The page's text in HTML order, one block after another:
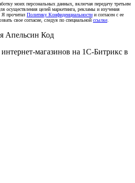
моих персональных данных, включая передачу третьим
осуществления целей маркетинга, рекламы и изучения
Я прочитал Политику Конфиденциальности и согласен с ее
свое согласие, следуя по специальной ссылке
Апельсин Код
магазинов на 1С-Битрикс в